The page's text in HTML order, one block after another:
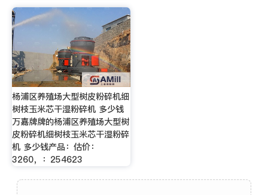
杨浦区养殖场大型树皮粉碎机细
树枝玉米芯干湿粉碎机 多少钱
万嘉牌牌的杨浦区养殖场大型树
皮粉碎机细树枝玉米芯干湿粉碎
机 多少钱产品：估价：
3260，：254623